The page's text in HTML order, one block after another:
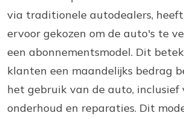
via traditionele autodealers, heeft
ervoor gekozen om de auto's te
een abonnementsmodel. Dit
klanten een maandelijks bedrag
het gebruik van de auto, inclusief
onderhoud en reparaties. Dit